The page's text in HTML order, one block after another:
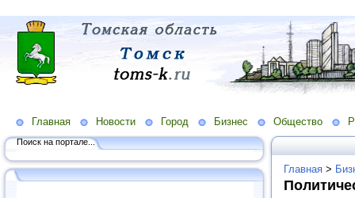
Главная Новости Город Бизнес Общество
Поиск на портале...
Главная >